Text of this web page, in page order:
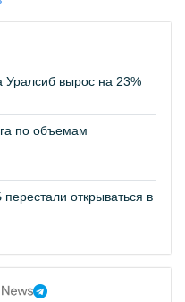
Уралсиб вырос на 23%
по объемам
открываться в